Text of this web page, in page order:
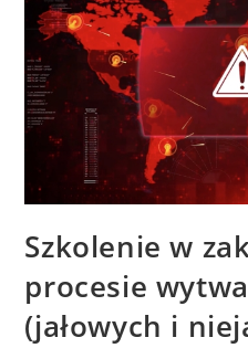
Szkolenie w
procesie
(jałowych i